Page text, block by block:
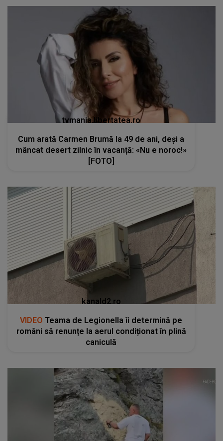
tvmania.libertatea.ro
Cum arată Carmen Brumă la 49 de ani, deși a
mâncat desert zilnic în vacanță: «Nu e noroc!»
[FOTO]
kanald2.ro
VIDEO Teama de Legionella îi determină pe
români să renunțe la aerul condiționat în plină
caniculă